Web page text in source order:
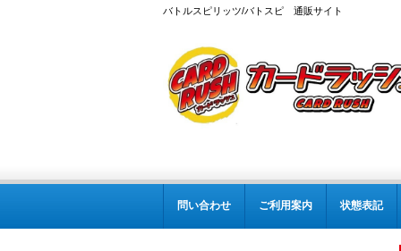
バトルスピリッツ/バトスピ 通販サイト
問い合わせ ご利用案内 状態表記